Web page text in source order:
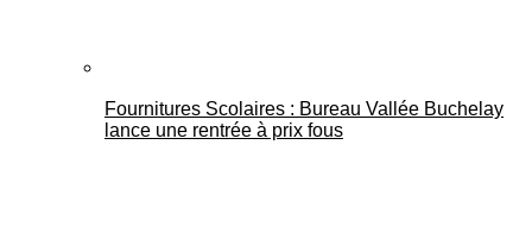
Fournitures Scolaires : Bureau Vallée Buchelay
lance une rentrée à prix fous